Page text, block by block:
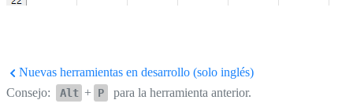
Nuevas herramientas en desarrollo (solo inglés)
Consejo:
Alt + P para la herramienta anterior.